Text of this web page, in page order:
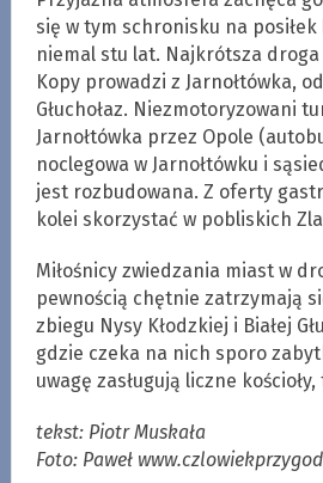
się w tym schronisku na posiłek
niemal stu lat. Najkrótsza
Kopy prowadzi z Jarnołtówka,
Głuchołaz. Niezmotoryzowani
Jarnołtówka przez Opole
noclegowa w Jarnołtówku i
jest rozbudowana. Z oferty
kolei skorzystać w pobliskich
Miłośnicy zwiedzania miast w
pewnością chętnie zatrzymają
zbiegu Nysy Kłodzkiej i Białej
gdzie czeka na nich sporo
uwagę zasługują liczne
tekst: Piotr Muskała
Foto: Paweł